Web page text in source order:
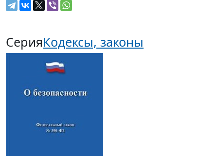
СерияКодексы, законы